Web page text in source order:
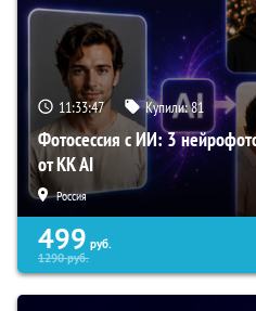
11:33:46 Купили:81
Фотосессия с ИИ: 3
от KK AI
Россия
499 руб.
1290руб.